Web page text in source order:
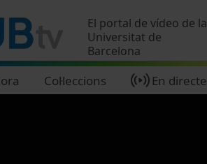
El portal de vídeo de la
Universitat de
Barcelona
Col·leccions En directe